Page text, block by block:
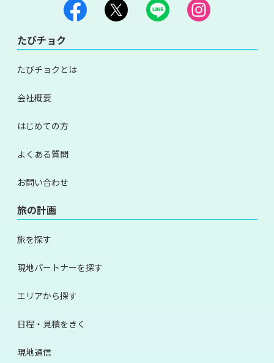
たびチョク
たびチョクとは
会社概要
はじめての方
よくある質問
お問い合わせ
旅の計画
旅を探す
現地パートナーを探す
エリアから探す
日程・見積をきく
現地通信